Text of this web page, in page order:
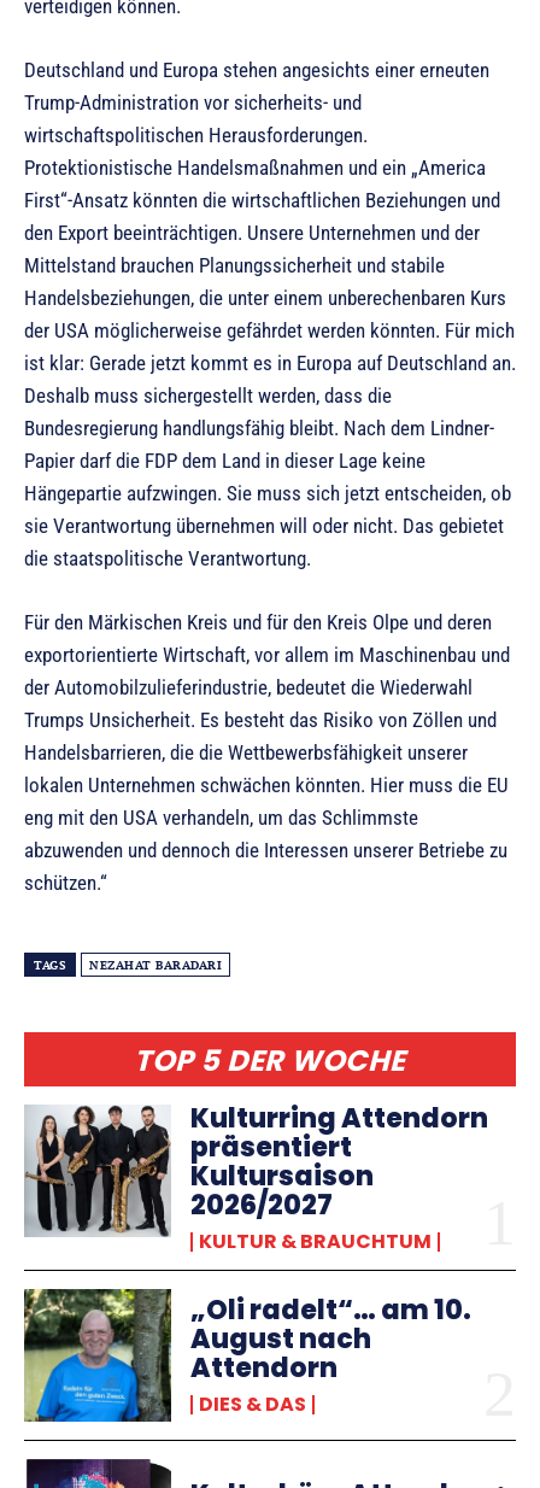
TOP 5 DER WOCHE
Kulturring Attendorn
präsentiert
Kultursaison
2026/2027
KULTUR & BRAUCHTUM
„Oli radelt“… am 10.
August nach
Attendorn
DIES & DAS
verteidigen können.
Deutschland und Europa stehen angesichts einer erneuten
Trump-Administration vor sicherheits- und
wirtschaftspolitischen Herausforderungen.
Protektionistische Handelsmaßnahmen und ein „America
First“-Ansatz könnten die wirtschaftlichen Beziehungen und
den Export beeinträchtigen. Unsere Unternehmen und der
Mittelstand brauchen Planungssicherheit und stabile
Handelsbeziehungen, die unter einem unberechenbaren Kurs
der USA möglicherweise gefährdet werden könnten. Für mich
ist klar: Gerade jetzt kommt es in Europa auf Deutschland an.
Deshalb muss sichergestellt werden, dass die
Bundesregierung handlungsfähig bleibt. Nach dem Lindner-
Papier darf die FDP dem Land in dieser Lage keine
Hängepartie aufzwingen. Sie muss sich jetzt entscheiden, ob
sie Verantwortung übernehmen will oder nicht. Das gebietet
die staatspolitische Verantwortung.
Für den Märkischen Kreis und für den Kreis Olpe und deren
exportorientierte Wirtschaft, vor allem im Maschinenbau und
der Automobilzulieferindustrie, bedeutet die Wiederwahl
Trumps Unsicherheit. Es besteht das Risiko von Zöllen und
Handelsbarrieren, die die Wettbewerbsfähigkeit unserer
lokalen Unternehmen schwächen könnten. Hier muss die EU
eng mit den USA verhandeln, um das Schlimmste
abzuwenden und dennoch die Interessen unserer Betriebe zu
schützen.“
TAGS NEZAHAT BARADARI